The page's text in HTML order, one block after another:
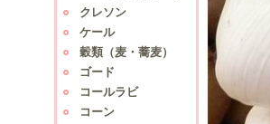
クレソン
ケール
穀類（麦・蕎麦）
ゴード
コールラビ
コーン